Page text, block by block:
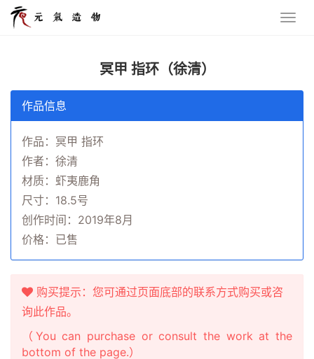
冥甲 指环（徐清）
作品信息
作品：冥甲 指环
作者：徐清
材质：虾夷鹿角
尺寸：18.5号
创作时间：2019年8月
价格：已售
购买提示：您可通过页面底部的联系方式购买或咨
询此作品。
（You can purchase or consult the work at the
bottom of the page.）